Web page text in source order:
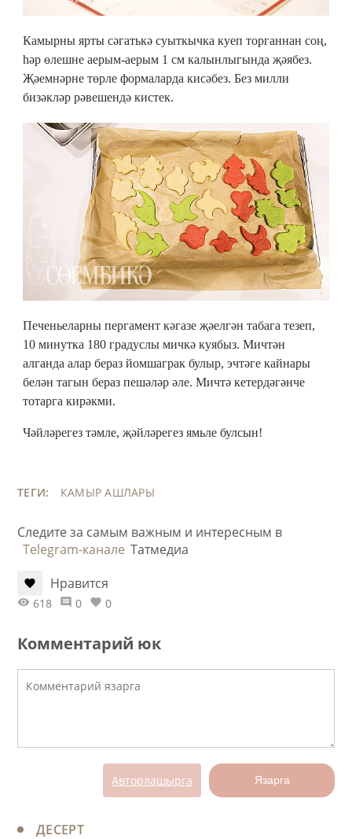
Камырны ярты сәгатькә суыткычка куеп торганнан соң,
һәр өлешне аерым-аерым 1 см калынлыгында җәябез.
Җәемнәрне төрле формаларда кисәбез. Без милли
бизәкләр рәвешендә кистек.
Печеньеларны пергамент кәгазе җәелгән табага тезеп,
10 минутка 180 градуслы мичкә куябыз. Мичтән
алганда алар бераз йомшаграк булыр, эчтәге кайнары
белән тагын бераз пешәләр әле. Мичтә кетердәгәнче
тотарга кирәкми.
Чәйләрегез тәмле, җәйләрегез ямьле булсын!
ТЕГИ: КАМЫР АШЛАРЫ
Следите за самым важным и интересным в
Telegram-канале Татмедиа
Нравится
618 0 0
Комментарий юк
Авторлашырга Язарга
ДЕСЕРТ